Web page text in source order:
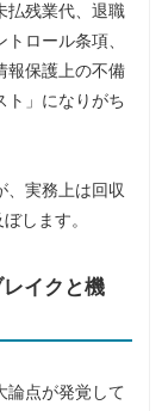
払残業代、退職
ロール条項、
報保護上の不備
ト」になりがち
、実務上は回収
します。
イクと機
論点が発覚して